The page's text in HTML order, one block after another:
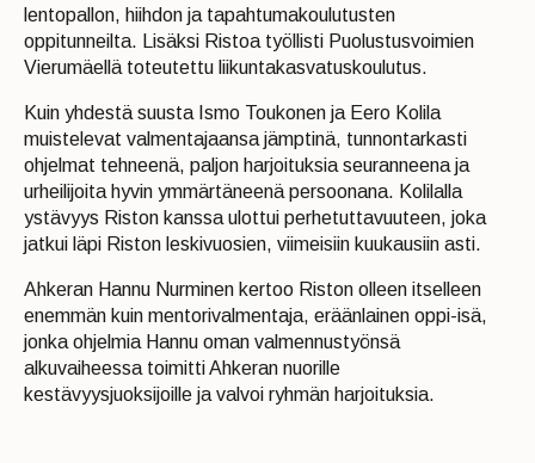
lentopallon, hiihdon ja tapahtumakoulutusten
oppitunneilta. Lisäksi Ristoa työllisti Puolustusvoimien
Vierumäellä toteutettu liikuntakasvatuskoulutus.
Kuin yhdestä suusta Ismo Toukonen ja Eero Kolila
muistelevat valmentajaansa jämptinä, tunnontarkasti
ohjelmat tehneenä, paljon harjoituksia seuranneena ja
urheilijoita hyvin ymmärtäneenä persoonana. Kolilalla
ystävyys Riston kanssa ulottui perhetuttavuuteen, joka
jatkui läpi Riston leskivuosien, viimeisiin kuukausiin asti.
Ahkeran Hannu Nurminen kertoo Riston olleen itselleen
enemmän kuin mentorivalmentaja, eräänlainen oppi-isä,
jonka ohjelmia Hannu oman valmennustyönsä
alkuvaiheessa toimitti Ahkeran nuorille
kestävyysjuoksijoille ja valvoi ryhmän harjoituksia.